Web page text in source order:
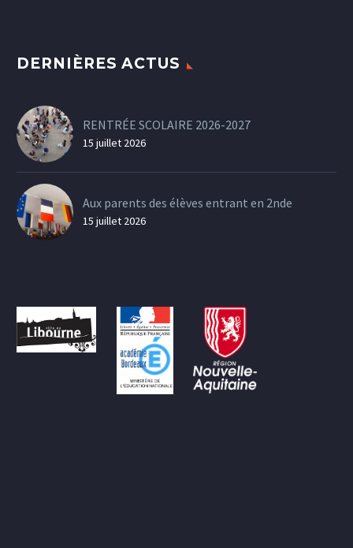
DERNIÈRES ACTUS
RENTRÉE SCOLAIRE 2026-2027
15 juillet 2026
Aux parents des élèves entrant en 2nde
15 juillet 2026